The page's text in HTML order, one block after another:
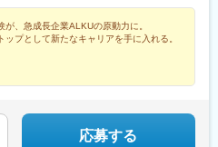
ィングス100％出資会社です。進展
欠な社会貢献性の高い事業を行って
ての人が安心できる快適なヘルスケ
を展開しています。
）◎研修期間中の既存施設勤務にか
担です。◎受動喫煙対策：あり（屋
力などを考慮のうえ、当社規程により
途支給
が、急成長企業ALKUの原動力に。
ップとして新たなキャリアを手に入れる。
応募する